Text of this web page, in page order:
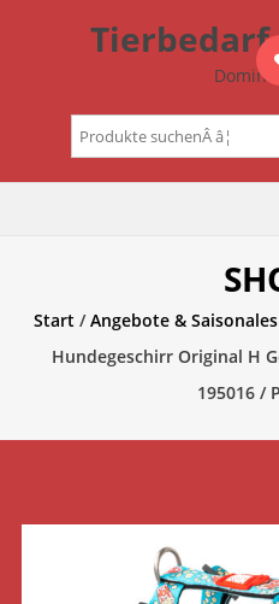
Tierbedarf
Suchen
nach:
Start/Angebote & Saisonales
Hundegeschirr Original H
195016 /